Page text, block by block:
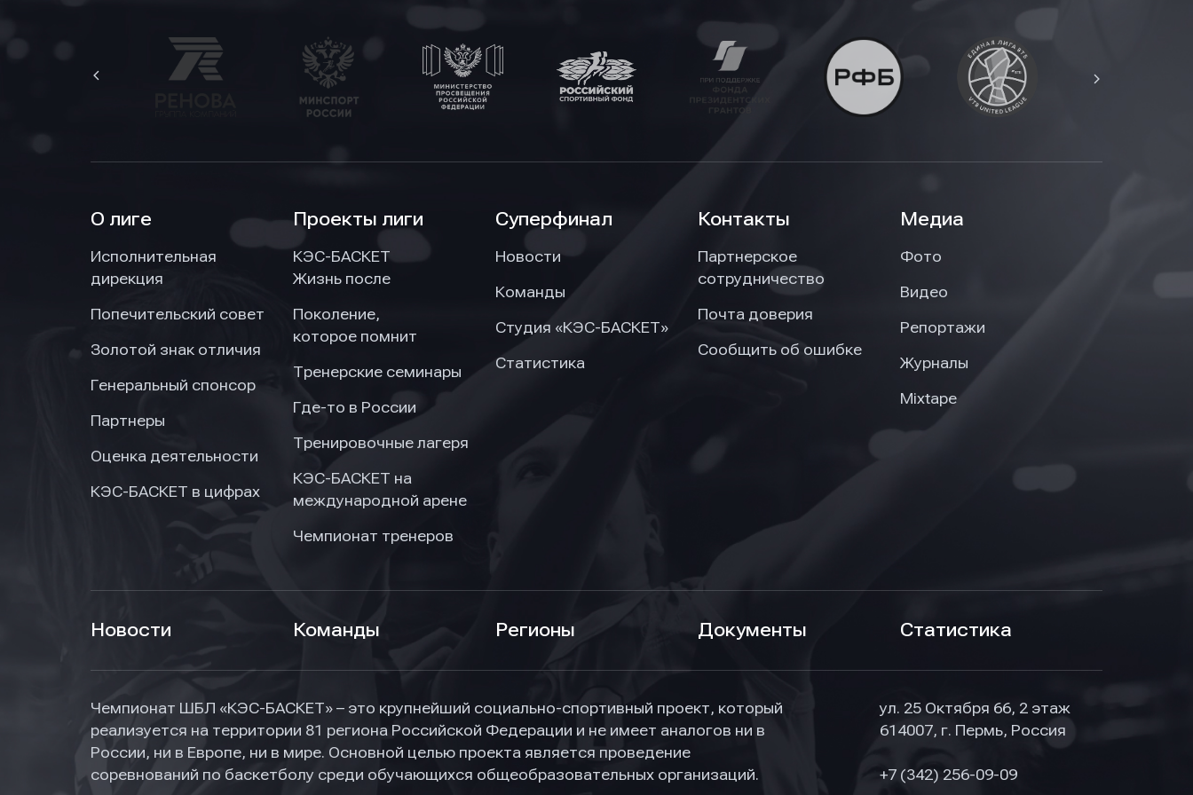
О лиге
Исполнительная
дирекция
Попечительский совет
Золотой знак отличия
Генеральный спонсор
Партнеры
Оценка деятельности
КЭС-БАСКЕТ в цифрах
Проекты лиги
КЭС-БАСКЕТ
Жизнь после
Поколение,
которое помнит
Тренерские семинары
Где-то в России
Тренировочные лагеря
КЭС-БАСКЕТ на
международной арене
Чемпионат тренеров
Суперфинал
Новости
Команды
Студия «КЭС-БАСКЕТ»
Статистика
Контакты
Партнерское
сотрудничество
Почта доверия
Сообщить об ошибке
Медиа
Фото
Видео
Репортажи
Журналы
Mixtape
Новости Команды Регионы Документы Статистика
Чемпионат ШБЛ «КЭС-БАСКЕТ» – это крупнейший социально-спортивный проект, который
реализуется на территории 81 региона Российской Федерации и не имеет аналогов ни в
России, ни в Европе, ни в мире. Основной целью проекта является проведение
соревнований по баскетболу среди обучающихся общеобразовательных организаций.
ул. 25 Октября 66, 2 этаж
614007, г. Пермь, Россия
+7 (342) 256-09-09